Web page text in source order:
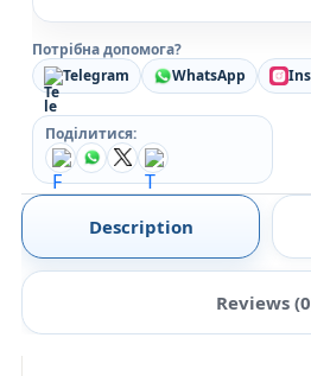
Потрібна допомога?
Telegram
WhatsApp
Поділитися:
Description
Reviews